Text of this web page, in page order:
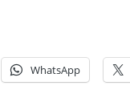
WhatsApp